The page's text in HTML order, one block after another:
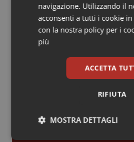
Provincia Autonoma di
Puglia
Toscana
Ipertensione &
Malattie rare
Malattia di Crohn &
Neuroscienze &
Obesità
Leadership Medica
clinici ad alte
AI e telemedicina nello
odontoiatrico:
uso protetto
navigazione. Utilizzando il
acconsenti a tutti i cookie
con la nostra policy per i
più
ACCETTA
RIFIUTA
MOSTRA DETTAGLI